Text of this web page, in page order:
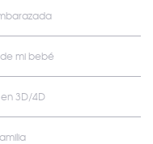
mi bebé
3D/4D